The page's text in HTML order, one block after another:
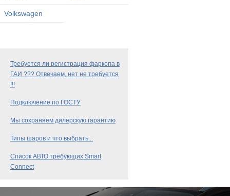
Volkswagen
Требуется ли регистрация фаркопа в
ГАИ ??? Отвечаем, нет не требуется
!!!
Подключение по ГОСТУ
Мы сохраняем дилерскую гарантию
Типы шаров и что выбрать...
Список АВТО требующих Smart
Connect